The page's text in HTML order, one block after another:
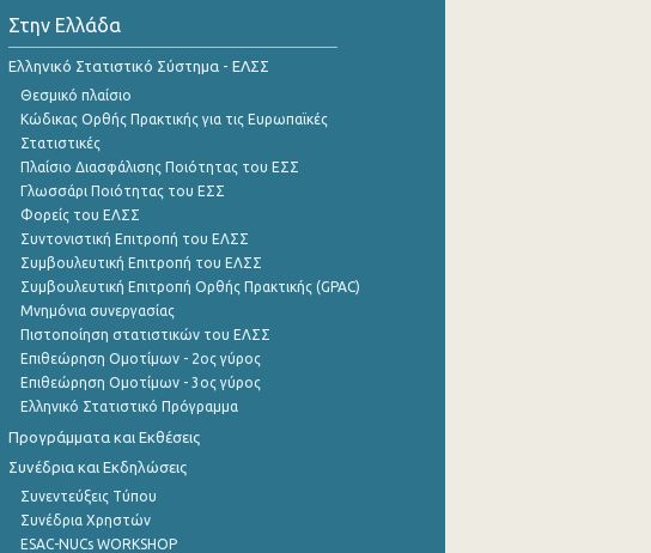
Στην Ελλάδα
Ελληνικό Στατιστικό Σύστημα - ΕΛΣΣ
Θεσμικό πλαίσιο
Κώδικας Ορθής Πρακτικής για τις Ευρωπαϊκές
Στατιστικές
Πλαίσιο Διασφάλισης Ποιότητας του ΕΣΣ
Γλωσσάρι Ποιότητας του ΕΣΣ
Φορείς του ΕΛΣΣ
Συντονιστική Επιτροπή του ΕΛΣΣ
Συμβουλευτική Επιτροπή του ΕΛΣΣ
Συμβουλευτική Επιτροπή Ορθής Πρακτικής (GPAC)
Μνημόνια συνεργασίας
Πιστοποίηση στατιστικών του ΕΛΣΣ
Επιθεώρηση Ομοτίμων - 2ος γύρος
Επιθεώρηση Ομοτίμων - 3ος γύρος
Ελληνικό Στατιστικό Πρόγραμμα
Προγράμματα και Εκθέσεις
Συνέδρια και Εκδηλώσεις
Συνεντεύξεις Τύπου
Συνέδρια Χρηστών
ESAC-NUCs WORKSHOP